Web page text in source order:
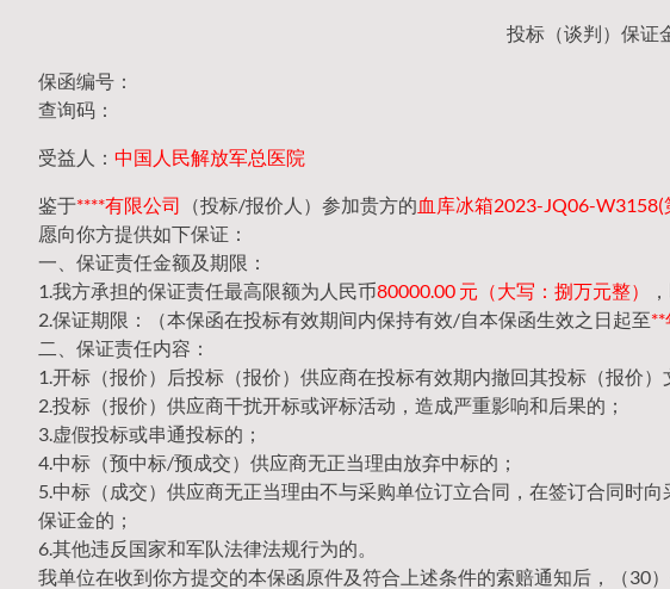
投标（谈判）保证
保函编号：
查询码：
受益人： 中国人民解放军总医院
鉴于****有限公司 （投标/报价人）参加贵方的血库冰箱2023-JQ06-W3158(
愿向你方提供如下保证：
一、保证责任金额及期限：
1.我方承担的保证责任最高限额为人民币80000.00 元（大写：捌万元整）
2.保证期限：（本保函在投标有效期间内保持有效/自本保函生效之日起至**
二、保证责任内容：
1.开标（报价）后投标（报价）供应商在投标有效期内撤回其投标（报价）
2.投标（报价）供应商干扰开标或评标活动，造成严重影响和后果的；
3.虚假投标或串通投标的；
4.中标（预中标/预成交）供应商无正当理由放弃中标的；
5.中标（成交）供应商无正当理由不与采购单位订立合同，在签订合同时
保证金的；
6.其他违反国家和军队法律法规行为的。
我单位在收到你方提交的本保函原件及符合上述条件的索赔通知后，（30